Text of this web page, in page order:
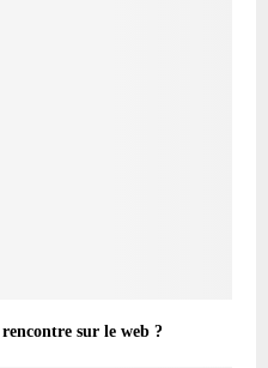
sur le web ?